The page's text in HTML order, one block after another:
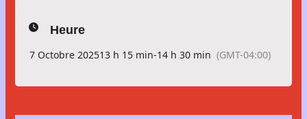
Tu dois t’inscrire ici
Heure
7 Octobre 202513 h 15 min-14 h 30 min (GMT-04:00)